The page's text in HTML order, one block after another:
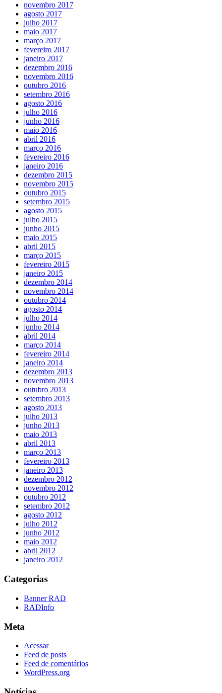
novembro 2017
agosto 2017
julho 2017
maio 2017
março 2017
fevereiro 2017
janeiro 2017
dezembro 2016
novembro 2016
outubro 2016
setembro 2016
agosto 2016
julho 2016
junho 2016
maio 2016
abril 2016
março 2016
fevereiro 2016
janeiro 2016
dezembro 2015
novembro 2015
outubro 2015
setembro 2015
agosto 2015
julho 2015
junho 2015
maio 2015
abril 2015
março 2015
fevereiro 2015
janeiro 2015
dezembro 2014
novembro 2014
outubro 2014
agosto 2014
julho 2014
junho 2014
abril 2014
março 2014
fevereiro 2014
janeiro 2014
dezembro 2013
novembro 2013
outubro 2013
setembro 2013
agosto 2013
julho 2013
junho 2013
maio 2013
abril 2013
março 2013
fevereiro 2013
janeiro 2013
dezembro 2012
novembro 2012
outubro 2012
setembro 2012
agosto 2012
julho 2012
junho 2012
maio 2012
abril 2012
janeiro 2012
Categorias
Banner RAD
RADInfo
Meta
Acessar
Feed de posts
Feed de comentários
WordPress.org